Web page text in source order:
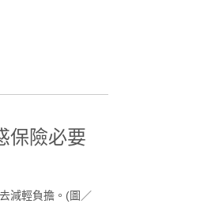
保險必要
減輕負擔。(圖／